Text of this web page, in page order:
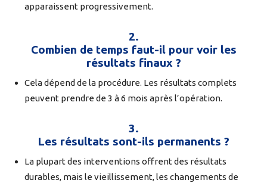
apparaissent progressivement.
2.
Combien de temps faut-il pour voir les
résultats finaux ?
Cela dépend de la procédure. Les résultats complets
peuvent prendre de 3 à 6 mois après l’opération.
3.
Les résultats sont-ils permanents ?
La plupart des interventions offrent des résultats
durables, mais le vieillissement, les changements de